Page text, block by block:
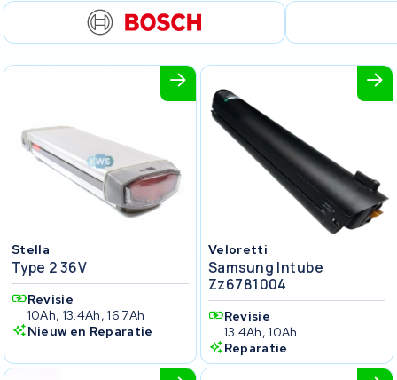
Stella
Type 2 36V
Revisie
10Ah, 13.4Ah, 16.7Ah
Nieuw en Reparatie
Veloretti
Samsung Intube
Zz6781004
Revisie
13.4Ah, 10Ah
Reparatie